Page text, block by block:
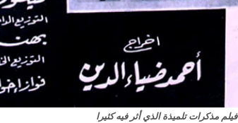
فيلم مذكرات تلميذة الذي أثر فيه كثيرا